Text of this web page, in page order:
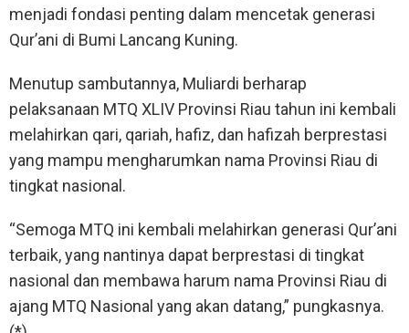
menjadi fondasi penting dalam mencetak generasi
Qur’ani di Bumi Lancang Kuning.
Menutup sambutannya, Muliardi berharap
pelaksanaan MTQ XLIV Provinsi Riau tahun ini kembali
melahirkan qari, qariah, hafiz, dan hafizah berprestasi
yang mampu mengharumkan nama Provinsi Riau di
tingkat nasional.
“Semoga MTQ ini kembali melahirkan generasi Qur’ani
terbaik, yang nantinya dapat berprestasi di tingkat
nasional dan membawa harum nama Provinsi Riau di
ajang MTQ Nasional yang akan datang,” pungkasnya.